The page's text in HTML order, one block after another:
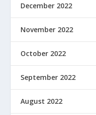
December 2022
November 2022
October 2022
September 2022
August 2022